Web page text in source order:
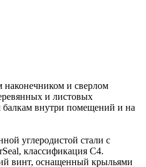
и сверлом
и листовых
балкам внутри помещений и на
углеродистой стали с
классификация C4.
винт, оснащенный крыльями